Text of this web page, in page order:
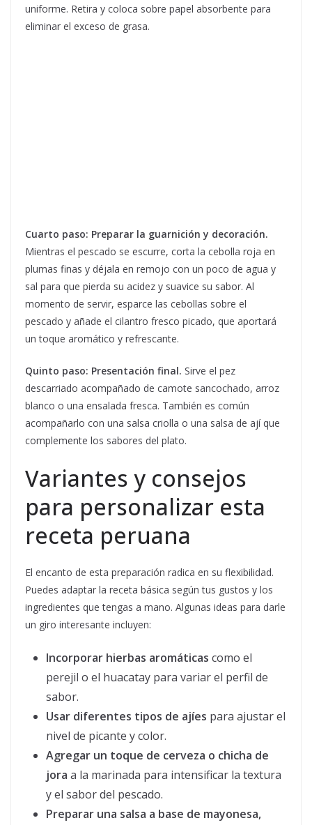
uniforme. Retira y coloca sobre papel absorbente para
eliminar el exceso de grasa.
Cuarto paso: Preparar la guarnición y decoración.
Mientras el pescado se escurre, corta la cebolla roja en
plumas finas y déjala en remojo con un poco de agua y
sal para que pierda su acidez y suavice su sabor. Al
momento de servir, esparce las cebollas sobre el
pescado y añade el cilantro fresco picado, que aportará
un toque aromático y refrescante.
Quinto paso: Presentación final. Sirve el pez
descarriado acompañado de camote sancochado, arroz
blanco o una ensalada fresca. También es común
acompañarlo con una salsa criolla o una salsa de ají que
complemente los sabores del plato.
Variantes y consejos
para personalizar esta
receta peruana
El encanto de esta preparación radica en su flexibilidad.
Puedes adaptar la receta básica según tus gustos y los
ingredientes que tengas a mano. Algunas ideas para darle
un giro interesante incluyen:
Incorporar hierbas aromáticas como el
perejil o el huacatay para variar el perfil de
sabor.
Usar diferentes tipos de ajíes para ajustar el
nivel de picante y color.
Agregar un toque de cerveza o chicha de
jora a la marinada para intensificar la textura
y el sabor del pescado.
Preparar una salsa a base de mayonesa,